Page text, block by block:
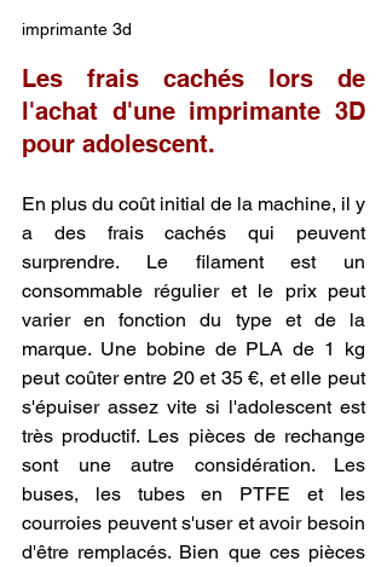
imprimante 3d
Les frais cachés lors de
l'achat d'une imprimante 3D
pour adolescent.
En plus du coût initial de la machine, il y
a des frais cachés qui peuvent
surprendre. Le filament est un
consommable régulier et le prix peut
varier en fonction du type et de la
marque. Une bobine de PLA de 1 kg
peut coûter entre 20 et 35 €, et elle peut
s'épuiser assez vite si l'adolescent est
très productif. Les pièces de rechange
sont une autre considération. Les
buses, les tubes en PTFE et les
courroies peuvent s'user et avoir besoin
d'être remplacés. Bien que ces pièces